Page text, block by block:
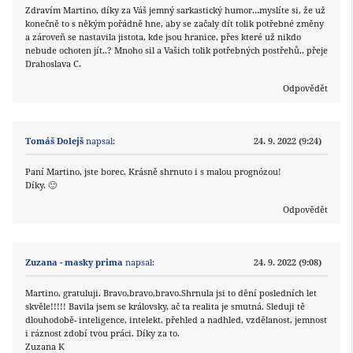
Zdravím Martino, díky za Váš jemný sarkastický humor…myslíte si, že už
konečně to s někým pořádně hne, aby se začaly dít tolik potřebné změny
a zároveň se nastavila jistota, kde jsou hranice, přes které už nikdo
nebude ochoten jít..? Mnoho sil a Vašich tolik potřebných postřehů.. přeje
Drahoslava C.
Odpovědět
Tomáš Dolejš napsal: 24. 9. 2022 (9:24)
Paní Martino, jste borec. Krásně shrnuto i s malou prognózou!
Díky. 🙂
Odpovědět
Zuzana - masky prima napsal: 24. 9. 2022 (9:08)
Martino, gratuluji. Bravo,bravo,bravo.Shrnula jsi to dění posledních let
skvěle!!!!! Bavila jsem se královsky, ač ta realita je smutná. Sleduji tě
dlouhodobě- inteligence, intelekt, přehled a nadhled, vzdělanost, jemnost
i ráznost zdobí tvou práci. Díky za to.
Zuzana K